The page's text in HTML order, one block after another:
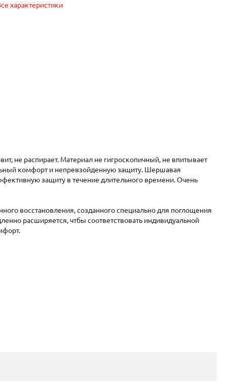
характеристики
не распирает. Материал не гигроскопичный, не впитывает
комфорт и непревзойденную защиту. Шершавая
защиту в течение длительного времени. Очень
восстановления, созданного специально для поглощения
расширяется, чтбы соответствовать индивидуальной